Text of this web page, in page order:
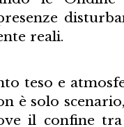
reali.
teso e
è solo
il confine